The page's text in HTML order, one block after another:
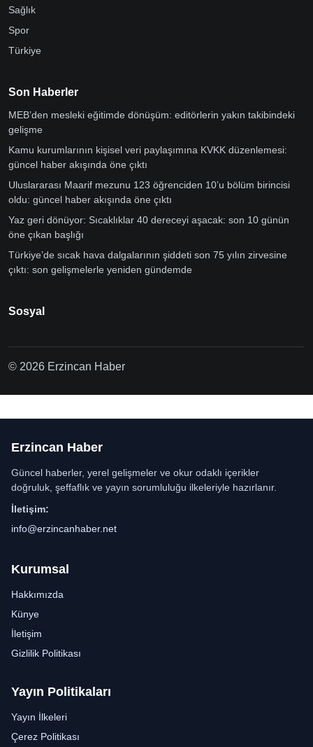
Sağlık
Spor
Türkiye
Son Haberler
MEB’den mesleki eğitimde dönüşüm: editörlerin yakın takibindeki
gelişme
Kamu kurumlarının kişisel veri paylaşımına KVKK düzenlemesi:
güncel haber akışında öne çıktı
Uluslararası Maarif mezunu 123 öğrenciden 10’u bölüm birincisi
oldu: güncel haber akışında öne çıktı
Yaz geri dönüyor: Sıcaklıklar 40 dereceyi aşacak: son 10 günün
öne çıkan başlığı
Türkiye’de sıcak hava dalgalarının şiddeti son 75 yılın zirvesine
çıktı: son gelişmelerle yeniden gündemde
Sosyal
© 2026 Erzincan Haber
Erzincan Haber
Güncel haberler, yerel gelişmeler ve okur odaklı içerikler
doğruluk, şeffaflık ve yayın sorumluluğu ilkeleriyle hazırlanır.
İletişim:
info@erzincanhaber.net
Kurumsal
Hakkımızda
Künye
İletişim
Gizlilik Politikası
Yayın Politikaları
Yayın İlkeleri
Çerez Politikası